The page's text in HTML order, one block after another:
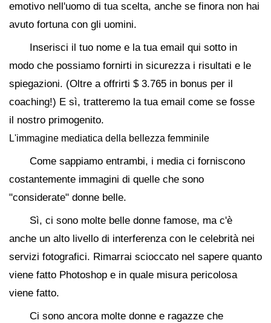
emotivo nell'uomo di tua scelta, anche se finora non hai
avuto fortuna con gli uomini.
Inserisci il tuo nome e la tua email qui sotto in
modo che possiamo fornirti in sicurezza i risultati e le
spiegazioni. (Oltre a offrirti $ 3.765 in bonus per il
coaching!) E sì, tratteremo la tua email come se fosse
il nostro primogenito.
L'immagine mediatica della bellezza femminile
Come sappiamo entrambi, i media ci forniscono
costantemente immagini di quelle che sono
"considerate" donne belle.
Sì, ci sono molte belle donne famose, ma c'è
anche un alto livello di interferenza con le celebrità nei
servizi fotografici. Rimarrai scioccato nel sapere quanto
viene fatto Photoshop e in quale misura pericolosa
viene fatto.
Ci sono ancora molte donne e ragazze che